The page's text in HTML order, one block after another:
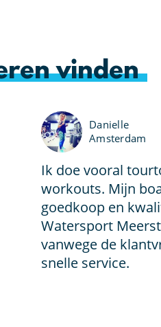
vinden
Danielle
Amsterdam
Ik doe vooral
workouts. Mijn
goedkoop en
Watersport
vanwege de
snelle service.